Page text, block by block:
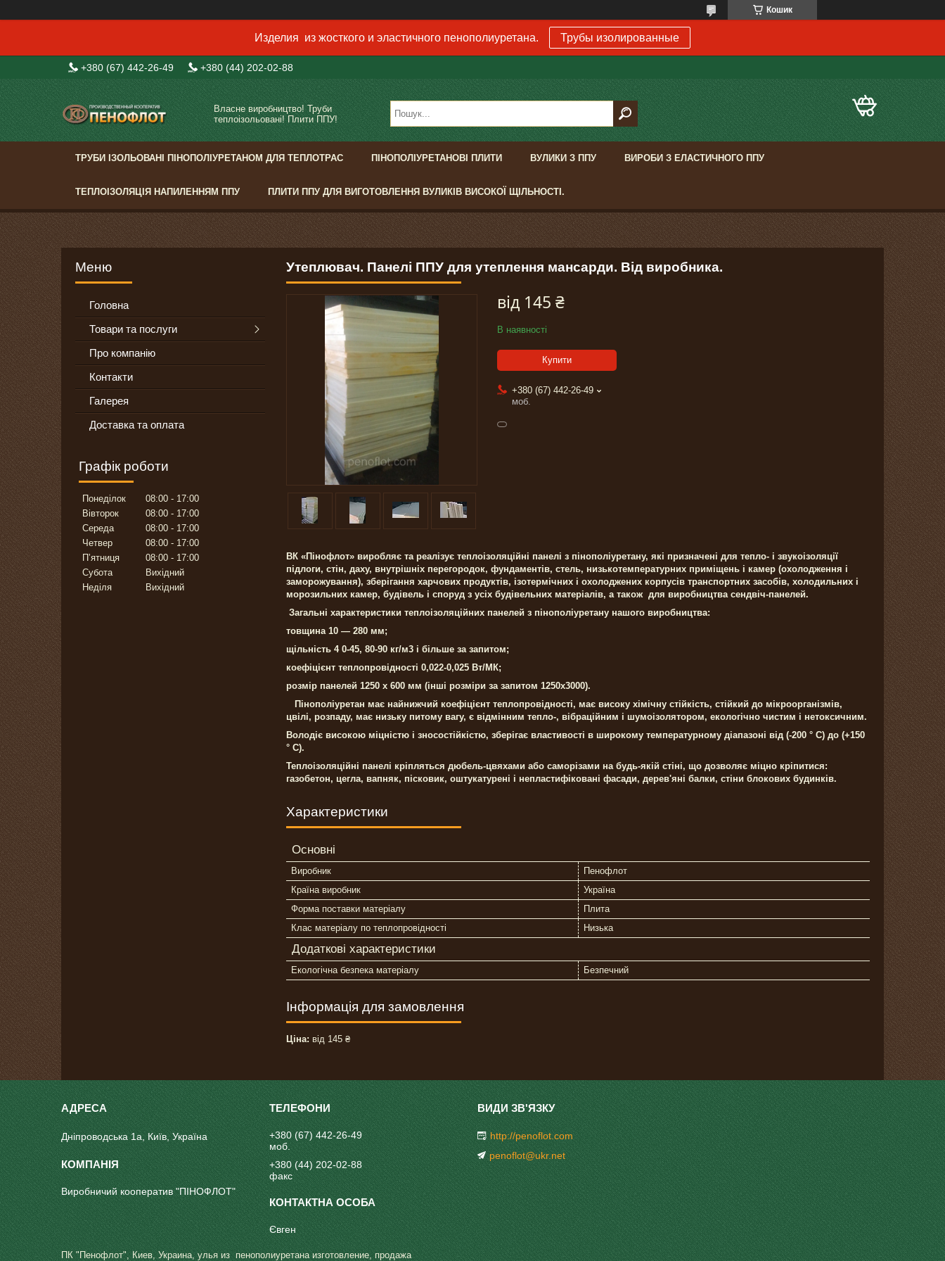
Кошик
Изделия из жосткого и эластичного пенополиуретана. Трубы изолированные
+380 (67) 442-26-49 +380 (44) 202-02-88
Власне виробництво! Труби
теплоізольовані! Плити ППУ!
ТРУБИ ІЗОЛЬОВАНІ ПІНОПОЛІУРЕТАНОМ ДЛЯ ТЕПЛОТРАС ПІНОПОЛІУРЕТАНОВІ ПЛИТИ ВУЛИКИ З ППУ ВИРОБИ З ЕЛАСТИЧНОГО ППУ
ТЕПЛОІЗОЛЯЦІЯ НАПИЛЕННЯМ ППУ ПЛИТИ ППУ ДЛЯ ВИГОТОВЛЕННЯ ВУЛИКІВ ВИСОКОЇ ЩІЛЬНОСТІ.
Утеплювач. Панелі ППУ для утеплення мансарди. Від виробника.
від 145 ₴
В наявності
Купити
+380 (67) 442-26-49
моб.
ВК «Пінофлот» виробляє та реалізує теплоізоляційні панелі з пінополіуретану, які призначені для тепло- і звукоізоляції
підлоги, стін, даху, внутрішніх перегородок, фундаментів, стель, низькотемпературних приміщень і камер (охолодження і
заморожування), зберігання харчових продуктів, ізотермічних і охолоджених корпусів транспортних засобів, холодильних і
морозильних камер, будівель і споруд з усіх будівельних матеріалів, а також для виробництва сендвіч-панелей.
Загальні характеристики теплоізоляційних панелей з пінополіуретану нашого виробництва:
товщина 10 — 280 мм;
щільність 4 0-45, 80-90 кг/м3 і більше за запитом;
коефіцієнт теплопровідності 0,022-0,025 Вт/МК;
pозмір панелей 1250 х 600 мм (інші розміри за запитом 1250x3000).
Пінополіуретан має найнижчий коефіцієнт теплопровідності, має високу хімічну стійкість, стійкий до мікроорганізмів,
цвілі, розпаду, має низьку питому вагу, є відмінним тепло-, вібраційним і шумоізолятором, екологічно чистим і нетоксичним.
Володіє високою міцністю і зносостійкістю, зберігає властивості в широкому температурному діапазоні від (-200 ° С) до (+150
° С).
Теплоізоляційні панелі кріпляться дюбель-цвяхами або саморізами на будь-якій стіні, що дозволяє міцно кріпитися:
газобетон, цегла, вапняк, пісковик, оштукатурені і непластифіковані фасади, дерев'яні балки, стіни блокових будинків.
Характеристики
Основні
Виробник
Пенофлот
Країна виробник
Україна
Форма поставки матеріалу
Плита
Клас матеріалу по теплопровідності
Низька
Додаткові характеристики
Екологічна безпека матеріалу Безпечний
Інформація для замовлення
Ціна: від 145 ₴
Головна
Товари та послуги
Про компанію
Контакти
Галерея
Доставка та оплата
Графік роботи
Понеділок 08:00
17:00
Вівторок
08:00
17:00
Середа
08:00
17:00
Четвер
08:00
17:00
Пʼятниця
08:00
17:00
Субота
Вихідний
Неділя
Вихідний
Дніпроводська 1а, Київ, Україна
Виробничий кооператив "ПІНОФЛОТ"
+380 (67) 442-26-49
моб.
+380 (44) 202-02-88
факс
Євген
http://penoflot.com
penoflot@ukr.net
ПК "Пенофлот", Киев, Украина, улья из пенополиуретана изготовление, продажа